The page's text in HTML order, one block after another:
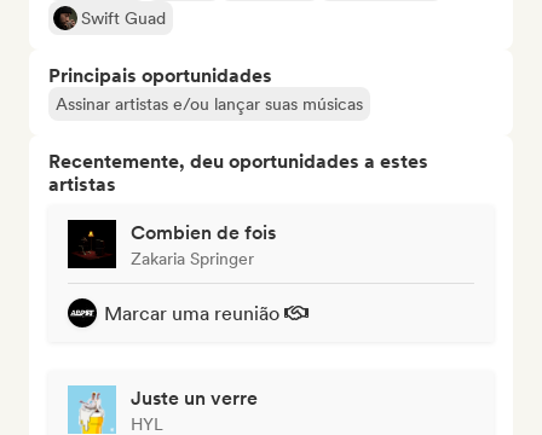
Swift Guad
Principais oportunidades
Assinar artistas e/ou lançar suas músicas
Recentemente, deu oportunidades a estes
artistas
Combien de fois
Zakaria Springer
Marcar uma reunião
Juste un verre
HYL